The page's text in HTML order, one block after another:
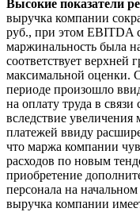
Высокие показатели
выручка компании
руб., при этом EBITDA
маржинальность была
соответствует верхней
максимальной оценки.
периоде произошло
на оплату труда в
вследствие
платежей ввиду
что маржа компании
расходов по новым
приобретение
персонала на
выручка компании